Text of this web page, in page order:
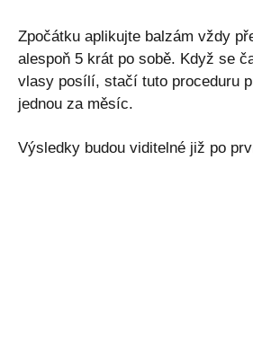
Zpočátku aplikujte balzám vždy
alespoň 5 krát po sobě. Když se
vlasy posílí, stačí tuto proceduru
jednou za měsíc.
Výsledky budou viditelné již po